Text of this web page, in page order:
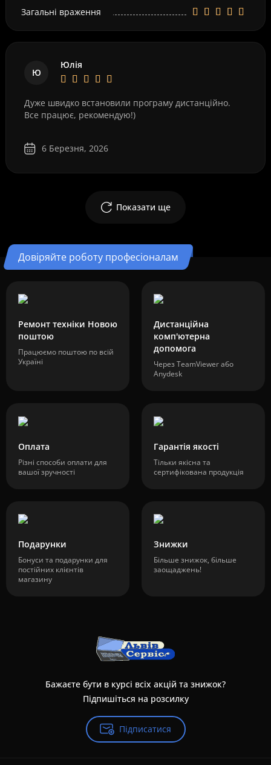
Загальні враження
Ю
Юлія
Дуже швидко встановили програму дистанційно.
Все працює, рекомендую!)
6 Березня, 2026
Показати ще
Довіряйте роботу професіоналам
Ремонт техніки Новою
поштою
Працюємо поштою по всій
Україні
Дистанційна
комп'ютерна
допомога
Через TeamViewer або
Anydesk
Оплата
Різні способи оплати для
вашої зручності
Гарантія якості
Тільки якісна та
сертифікована продукція
Подарунки
Бонуси та подарунки для
постійних клієнтів
магазину
Знижки
Більше знижок, більше
заощаджень!
Бажаєте бути в курсі всіх акцій та знижок?
Підпишіться на розсилку
Підписатися